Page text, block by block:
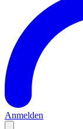
Anmelden